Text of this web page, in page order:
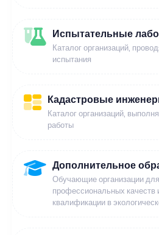
Испытательные
Каталог организаций,
испытания
Кадастровые
Каталог организаций,
работы
Дополнительное
Обучающие организации
профессиональных качеств
квалификации в